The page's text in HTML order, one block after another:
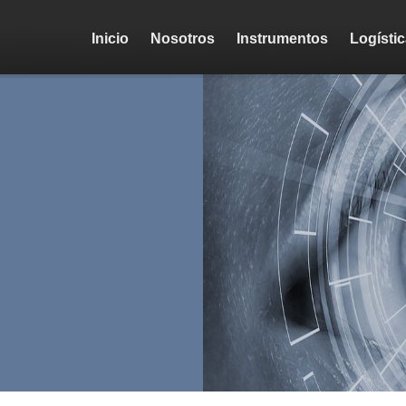
Inicio Nosotros Instrumentos